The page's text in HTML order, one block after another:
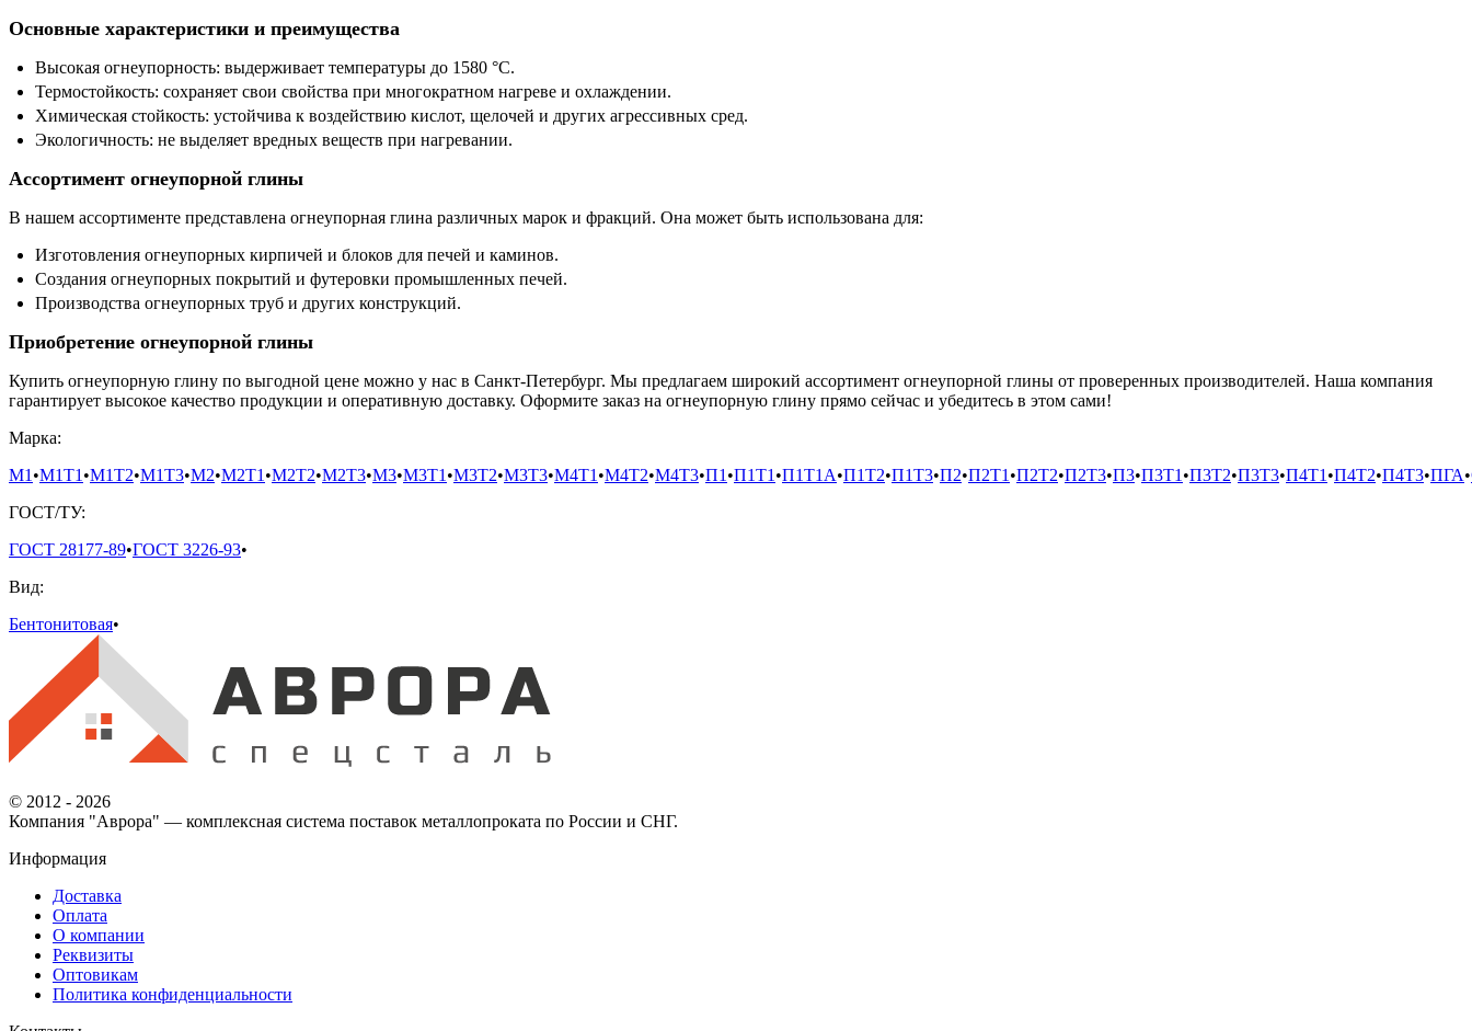
Основные характеристики и преимущества
Высокая огнеупорность: выдерживает температуры до 1580 °C.
Термостойкость: сохраняет свои свойства при многократном нагреве и охлаждении.
Химическая стойкость: устойчива к воздействию кислот, щелочей и других агрессивных сред.
Экологичность: не выделяет вредных веществ при нагревании.
Ассортимент огнеупорной глины
В нашем ассортименте представлена огнеупорная глина различных марок и фракций. Она может быть использована для:
Изготовления огнеупорных кирпичей и блоков для печей и каминов.
Создания огнеупорных покрытий и футеровки промышленных печей.
Производства огнеупорных труб и других конструкций.
Приобретение огнеупорной глины
Купить огнеупорную глину по выгодной цене можно у нас в Санкт-Петербург. Мы предлагаем широкий ассортимент огнеупорной глины от проверенных производителей. Наша компания
гарантирует высокое качество продукции и оперативную доставку. Оформите заказ на огнеупорную глину прямо сейчас и убедитесь в этом сами!
Марка:
М1 •М1Т1 •М1Т2•М1Т3•М2•М2Т1 •М2Т2•М2Т3•М3•М3Т1 •М3Т2•М3Т3•М4Т1 •М4Т2•М4Т3•П1 •П1Т1 •П1Т1А•П1Т2•П1Т3•П2•П2Т1 •П2Т2•П2Т3•П3•П3Т1 •П3Т2•П3Т3•П4Т1 •П4Т2•П4Т3•ПГА•
ГОСТ/ТУ:
ГОСТ 28177-89•ГОСТ 3226-93•
Вид:
Бентонитовая•
© 2012 - 2026
Компания "Аврора" — комплексная система поставок металлопроката по России и СНГ.
Информация
Доставка
Оплата
О компании
Реквизиты
Оптовикам
Политика конфиденциальности